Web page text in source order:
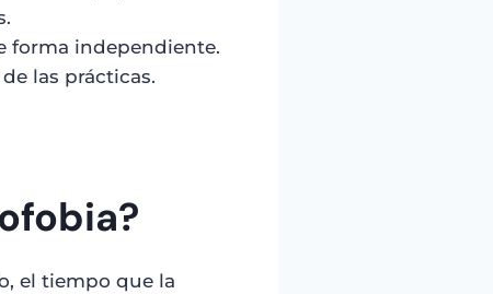
forma independiente.
las prácticas.
el tiempo que la